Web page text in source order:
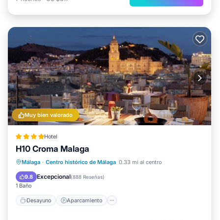
Muy bien valorado
Hotel
H10 Croma Malaga
Málaga · Centro histórico de Málaga 0.33 mi al centro
9.8 Excepcional(888 Reseñas)
1 Baño
Desayuno Aparcamiento
Desayuno Aparcamiento
Piscina
Balcón/Terraza